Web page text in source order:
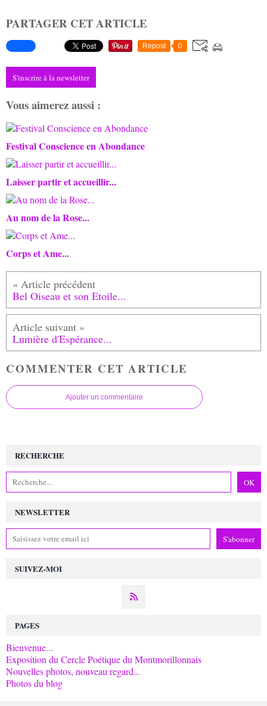
PARTAGER CET ARTICLE
Repost 0
S'inscrire à la newsletter
Vous aimerez aussi :
Festival Conscience en Abondance
Laisser partir et accueillir...
Au nom de la Rose...
Corps et Ame...
Bel Oiseau et son Etoile...
Lumière d'Espérance...
COMMENTER CET ARTICLE
Ajouter un commentaire
NEWSLETTER
SUIVEZ-MOI
RECHERCHE
PAGES
Bienvenue...
Exposition du Cercle Poétique du Montmorillonnais
Nouvelles photos, nouveau regard...
Photos du blog